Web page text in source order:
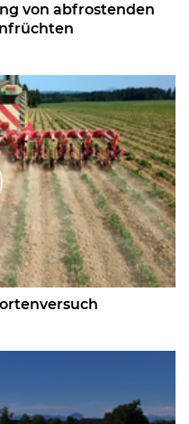
von abfrostenden